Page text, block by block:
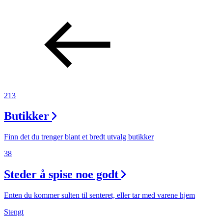
213
Butikker
Finn det du trenger blant et bredt utvalg butikker
38
Steder å spise noe godt
Enten du kommer sulten til senteret, eller tar med varene hjem
Stengt